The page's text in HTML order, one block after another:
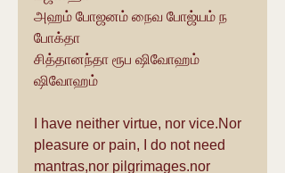
அஹம் போஜனம் நைவ போஜ்யம் ந
போக்தா
சித்தானந்தா ரூப ஷிவோஹம்
ஷிவோஹம்
I have neither virtue, nor vice.Nor
pleasure or pain, I do not need
mantras,nor pilgrimages.nor